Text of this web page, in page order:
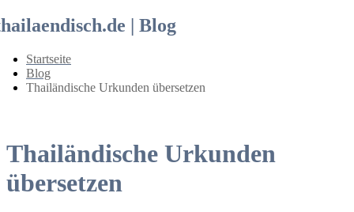
| Blog
Startseite
Blog
Thailändische Urkunden übersetzen
Thailändische Urkunden
übersetzen